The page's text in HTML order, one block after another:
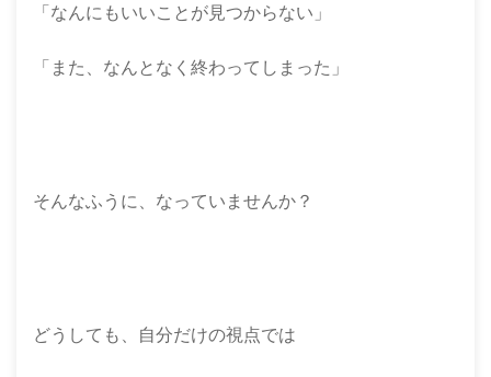
「なんにもいいことが見つからない」
「また、なんとなく終わってしまった」
そんなふうに、なっていませんか？
どうしても、自分だけの視点では